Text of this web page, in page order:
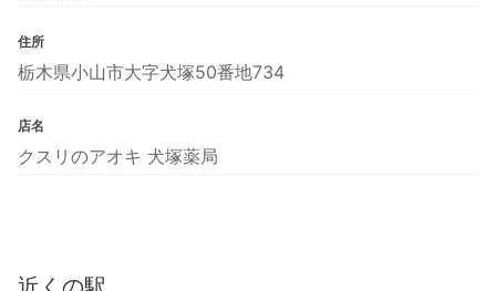
住所
栃木県小山市大字犬塚50番地734
店名
クスリのアオキ 犬塚薬局